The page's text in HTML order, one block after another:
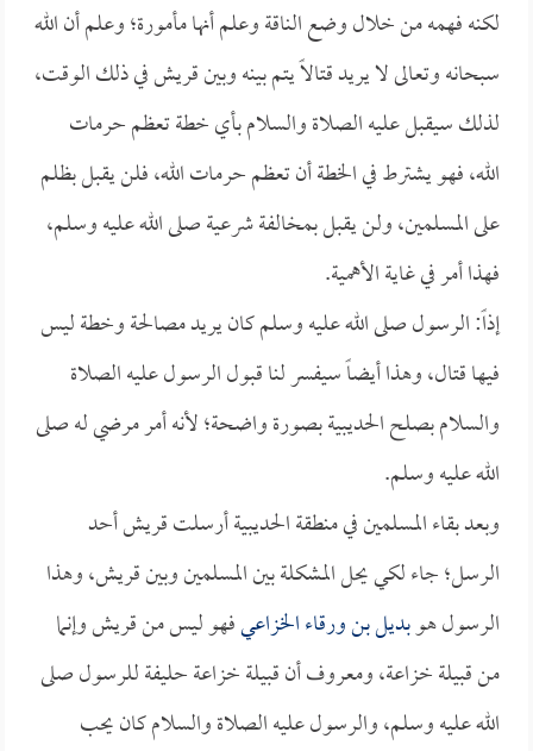
لكنه فهمه من خلال وضع الناقة وعلم أنها مأمورة؛ وعلم أن الله
سبحانه وتعالى لا يريد قتالاً يتم بينه وبين قريش في ذلك الوقت،
لذلك سيقبل عليه الصلاة والسلام بأي خطة تعظم حرمات
الله، فهو يشترط في الخطة أن تعظم حرمات الله، فلن يقبل بظلم
على المسلمين، ولن يقبل بمخالفة شرعية صلى الله عليه وسلم،
فهذا أمر في غاية الأهمية.
إذاً: الرسول صلى الله عليه وسلم كان يريد مصالحة وخطة ليس
فيها قتال، وهذا أيضاً سيفسر لنا قبول الرسول عليه الصلاة
والسلام بصلح الحديبية بصورة واضحة؛ لأنه أمر مرضي له صلى
الله عليه وسلم.
وبعد بقاء المسلمين في منطقة الحديبية أرسلت قريش أحد
الرسل؛ جاء لكي يحل المشكلة بين المسلمين وبين قريش، وهذا
الرسول هوبديل بن ورقاء الخزاعيفهو ليس من قريش وإنما
من قبيلة خزاعة، ومعروف أن قبيلة خزاعة حليفة للرسول صلى
الله عليه وسلم، والرسول عليه الصلاة والسلام كان يحب